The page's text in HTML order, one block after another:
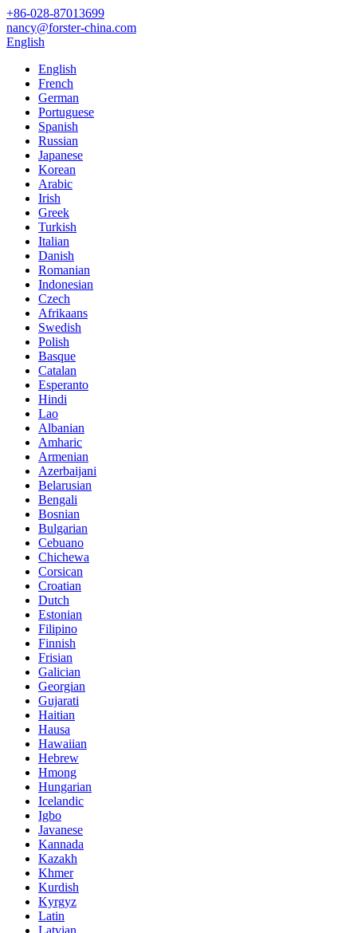
+86-028-87013699
nancy@forster-china.com
English
English
French
German
Portuguese
Spanish
Russian
Japanese
Korean
Arabic
Irish
Greek
Turkish
Italian
Danish
Romanian
Indonesian
Czech
Afrikaans
Swedish
Polish
Basque
Catalan
Esperanto
Hindi
Lao
Albanian
Amharic
Armenian
Azerbaijani
Belarusian
Bengali
Bosnian
Bulgarian
Cebuano
Chichewa
Corsican
Croatian
Dutch
Estonian
Filipino
Finnish
Frisian
Galician
Georgian
Gujarati
Haitian
Hausa
Hawaiian
Hebrew
Hmong
Hungarian
Icelandic
Igbo
Javanese
Kannada
Kazakh
Khmer
Kurdish
Kyrgyz
Latin
Latvian